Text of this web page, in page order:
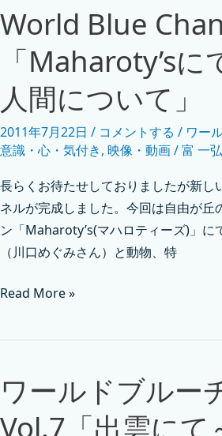
World Blue
「Maharoty’sに
人間について」
2011年7月22日 / コメントする / ワー
意識・心・気付き, 映像・動画/富 一弘
長らくお待たせしておりましたが新し
ネルが完成しました。今回は自由が丘
ン「Maharoty’s(マハロティーズ)」に
（川口めぐみさん）と動物、特
Read More »
ワールドブルー
Vol.7「出雲にて